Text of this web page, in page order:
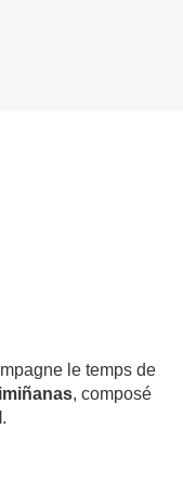
le temps de
, composé
.